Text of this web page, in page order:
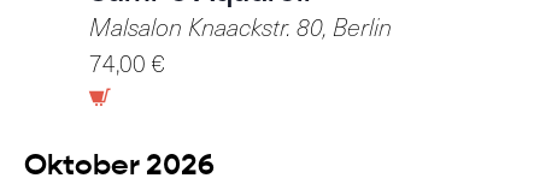
Malsalon Knaackstr. 80, Berlin
74,00 €
Oktober 2026